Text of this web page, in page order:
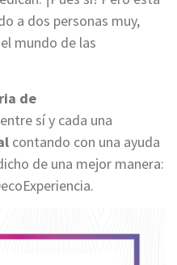
a dos personas muy,
mundo de las
de
sí y cada una
contando con una ayuda
de una mejor manera: